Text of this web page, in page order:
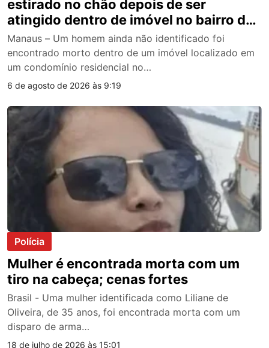
estirado no chão depois de ser
atingido dentro de imóvel no bairro da
União, em Manaus; veja vídeo
Manaus – Um homem ainda não identificado foi
encontrado morto dentro de um imóvel localizado em
um condomínio residencial no…
6 de agosto de 2026 às 9:19
Polícia
Mulher é encontrada morta com um
tiro na cabeça; cenas fortes
Brasil - Uma mulher identificada como Liliane de
Oliveira, de 35 anos, foi encontrada morta com um
disparo de arma…
18 de julho de 2026 às 15:01